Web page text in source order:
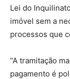
Lei do
imóvel sem a
processos que
“A tramitação
pagamento é